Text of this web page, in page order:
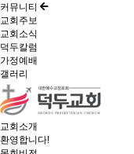
커뮤니티
교회주보
교회소식
덕두칼럼
가정예배
갤러리
교회소개
환영합니다!